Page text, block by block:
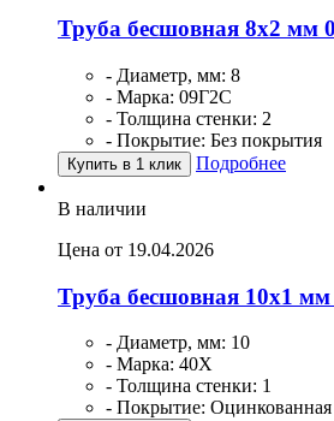
Труба бесшовная 8х2 мм
- Диаметр, мм: 8
- Марка: 09Г2С
- Толщина стенки: 2
- Покрытие: Без покрытия
Купить в 1 клик Подробнее
В наличии
Цена от 19.04.2026
Труба бесшовная 10х1
- Диаметр, мм: 10
- Марка: 40Х
- Толщина стенки: 1
- Покрытие: Оцинкованная